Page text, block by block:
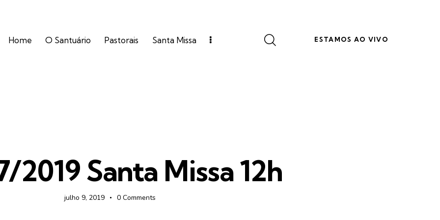
Home O Santuário Pastorais Santa Missa ESTAMOS AO VIVO
2019 Santa Missa 12h
julho 9, 2019 0 Comments